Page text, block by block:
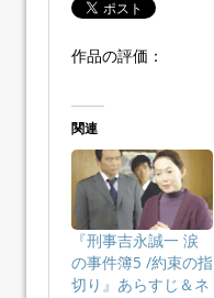
作品の評価：
関連
『刑事吉永誠一 涙
の事件簿5 /約束の指
切り』あらすじ＆ネ